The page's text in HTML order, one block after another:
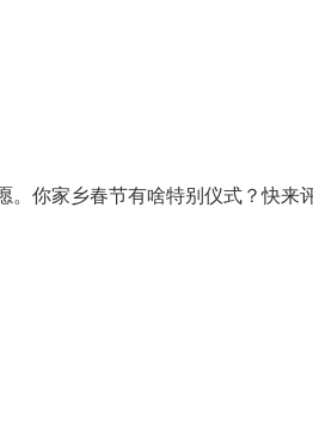
你家乡春节有啥特别仪式？快来